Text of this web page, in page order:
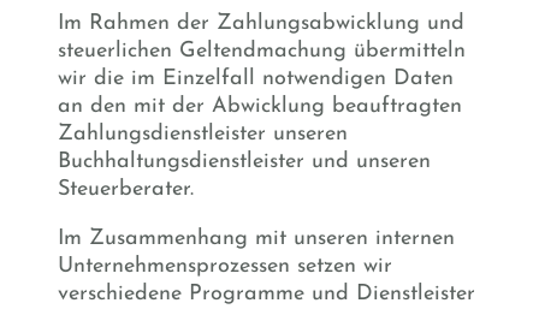
Im Rahmen der Zahlungsabwicklung und
steuerlichen Geltendmachung übermitteln
wir die im Einzelfall notwendigen Daten
an den mit der Abwicklung beauftragten
Zahlungsdienstleister unseren
Buchhaltungsdienstleister und unseren
Steuerberater.
Im Zusammenhang mit unseren internen
Unternehmensprozessen setzen wir
verschiedene Programme und Dienstleister